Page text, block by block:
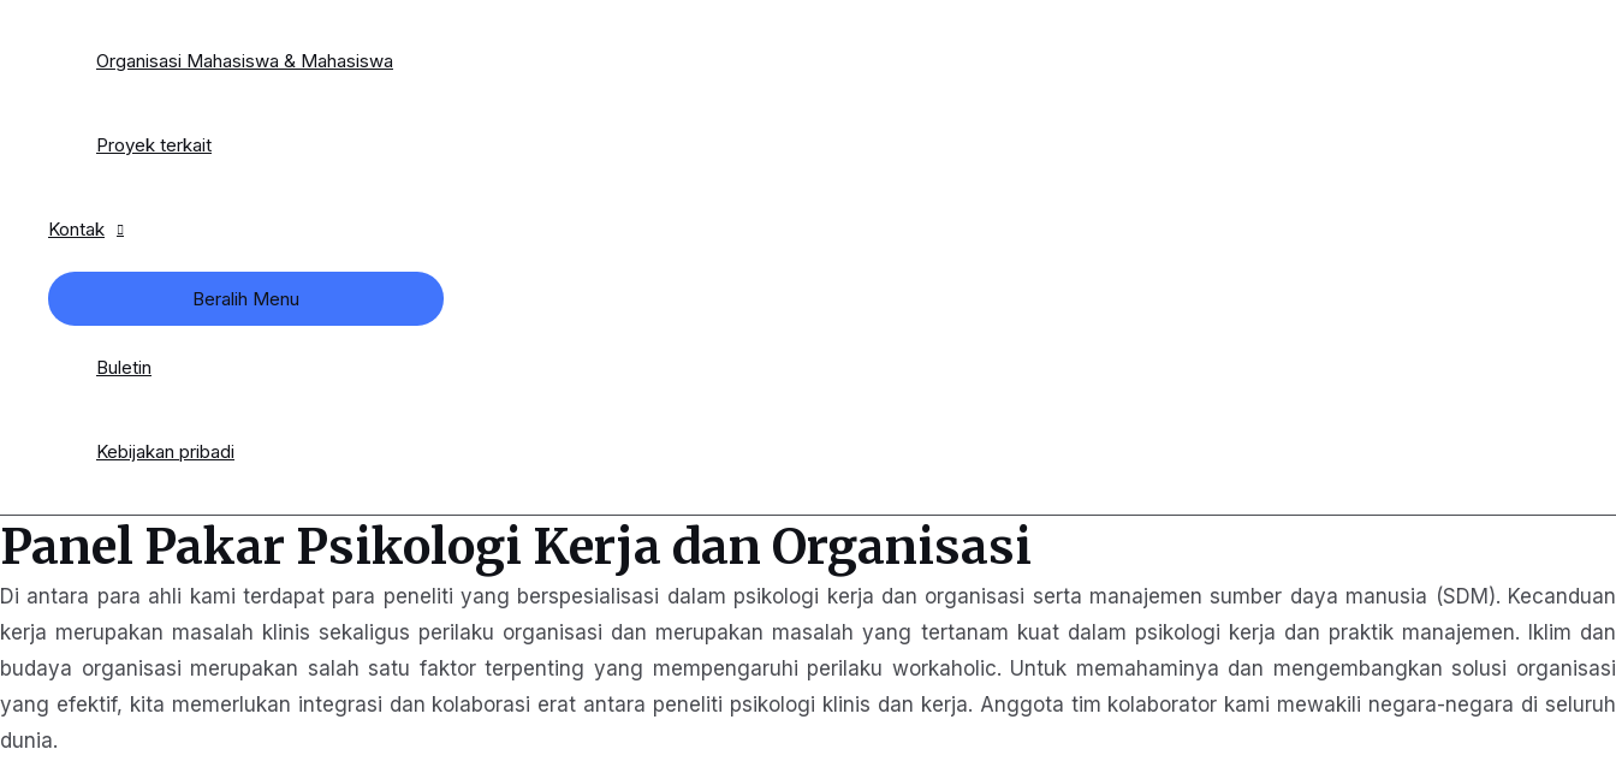
Organisasi Mahasiswa & Mahasiswa
Proyek terkait
Kontak
Beralih Menu
Buletin
Kebijakan pribadi
Panel Pakar Psikologi Kerja dan Organisasi
Di antara para ahli kami terdapat para peneliti yang berspesialisasi dalam psikologi kerja dan organisasi serta manajemen sumber daya manusia (SDM). Kecanduan
kerja merupakan masalah klinis sekaligus perilaku organisasi dan merupakan masalah yang tertanam kuat dalam psikologi kerja dan praktik manajemen. Iklim dan
budaya organisasi merupakan salah satu faktor terpenting yang mempengaruhi perilaku workaholic. Untuk memahaminya dan mengembangkan solusi organisasi
yang efektif, kita memerlukan integrasi dan kolaborasi erat antara peneliti psikologi klinis dan kerja. Anggota tim kolaborator kami mewakili negara-negara di seluruh
dunia.